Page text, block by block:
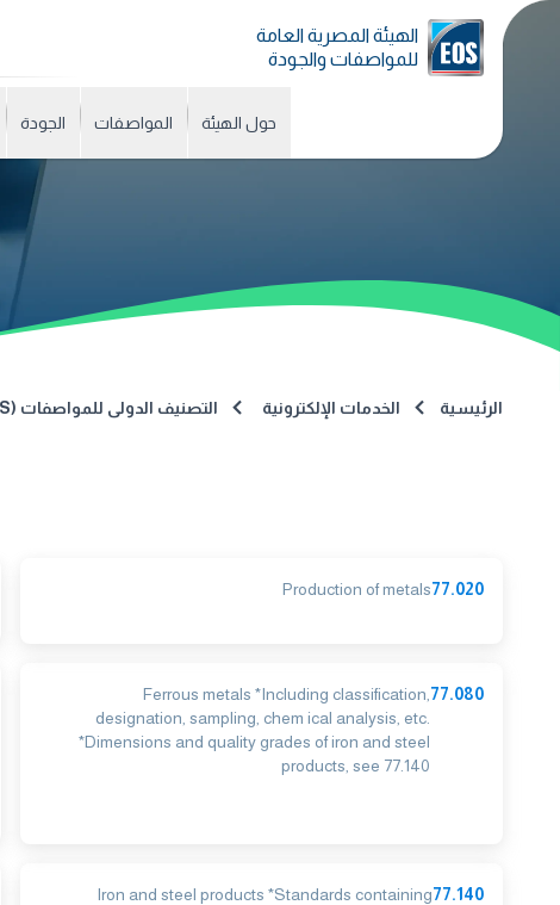
الهيئة المصرية العامة
للمواصفات والجودة
حول الهيئة المواصفات الجودة
الرئيسية الخدمات الإلكترونية التصنيف الدولى للمواصفات (ICS)
77.020
Production of metals
77.080
Ferrous metals *Including classification,
designation, sampling, chem ical analysis, etc.
*Dimensions and quality grades of iron and steel
products, see 77.140
77.140
Iron and steel products *Standards containing